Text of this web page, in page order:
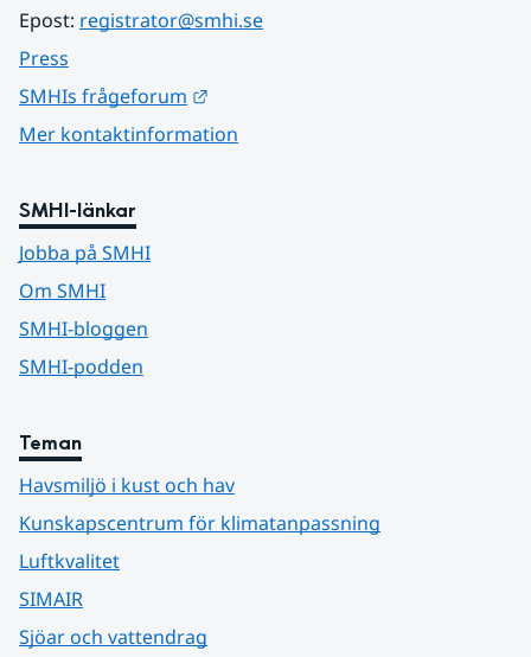
Epost: registrator@smhi.se
Press
SMHIs frågeforum
Mer kontaktinformation
SMHI-länkar
Jobba på SMHI
Om SMHI
SMHI-bloggen
SMHI-podden
Teman
Havsmiljö i kust och hav
Kunskapscentrum för klimatanpassning
Luftkvalitet
SIMAIR
Sjöar och vattendrag